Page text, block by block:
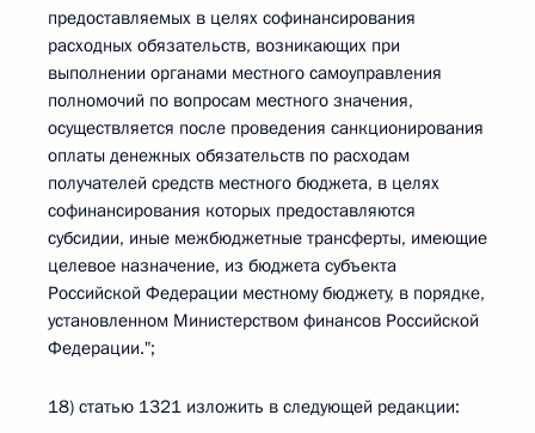
предоставляемых в целях софинансирования
расходных обязательств, возникающих при
выполнении органами местного самоуправления
полномочий по вопросам местного значения,
осуществляется после проведения санкционирования
оплаты денежных обязательств по расходам
получателей средств местного бюджета, в целях
софинансирования которых предоставляются
субсидии, иные межбюджетные трансферты, имеющие
целевое назначение, из бюджета субъекта
Российской Федерации местному бюджету, в порядке,
установленном Министерством финансов Российской
Федерации.";
18) статью 1321 изложить в следующей редакции: